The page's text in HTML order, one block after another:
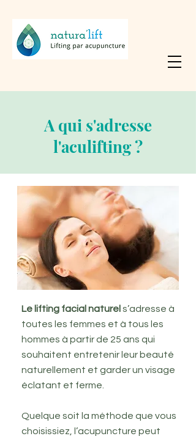
A qui s'adresse
l'aculifting ?
Le lifting facial naturel s’adresse à
toutes les femmes et à tous les
hommes à partir de 25 ans qui
souhaitent entretenir leur beauté
naturellement et garder un visage
éclatant et ferme.
Quelque soit la méthode que vous
choisissiez, l’acupuncture peut